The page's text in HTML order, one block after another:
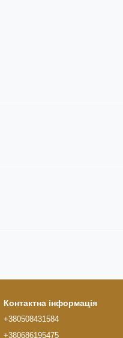
Контактна інформація
+380508431584
+380686195475